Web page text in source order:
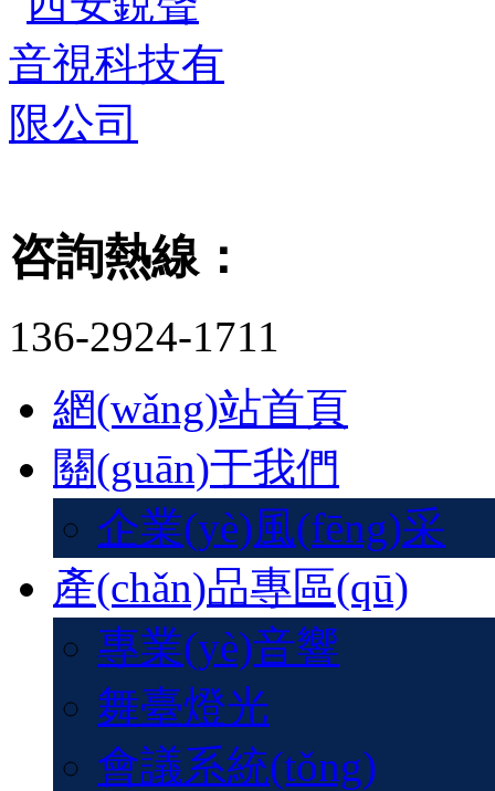
咨詢熱線：
136-2924-1711
網(wǎng)站首頁
關(guān)于我們
企業(yè)風(fēng)采
產(chǎn)品專區(qū)
專業(yè)音響
舞臺燈光
會議系統(tǒng)